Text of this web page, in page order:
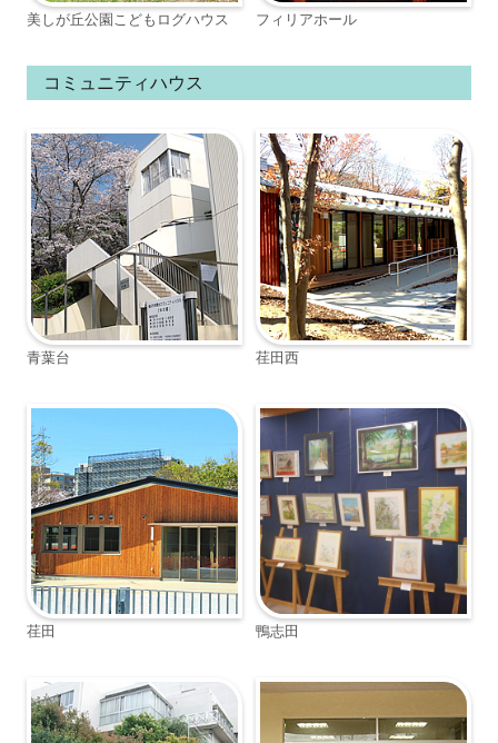
美しが丘公園こどもログハウス フィリアホール
コミュニティハウス
青葉台 荏田西
荏田 鴨志田